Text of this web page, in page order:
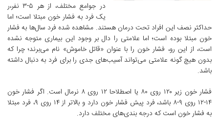
در جوامع مختلف، از هر ۵-۳ نفر،ر
یک فرد به فشار خون مبتلا است؛ اما
حداکثر نصف این افراد تحت درمان هستند. مشاهده شده فرد سال‌ها به فشار
خون مبتلا بوده است؛ اما علامتی را دال بر وجود این بیماری متوجه نشده
است، از این رو، فشار خون را با عنوان «قاتل خاموش» نام می‌برند؛ چرا که
بدون هیچ گونه علامتی می‌تواند آسیب‌های جدی را برای فرد به دنبال داشته
باشد.
فشار خون زیر ۱۲۰ روی ۸۰ یا اصطلاحا ۱۲ روی ۸ نرمال است. اگر فشار خون
۱۴-۱۲ روی ۹-۸ باشد، فرد پیش فشار خون دارد و بالاتر از ۱۴ روی ۹، فرد مبتلا
به فشار خون است که درجه بندی‌های مختلف دارد.